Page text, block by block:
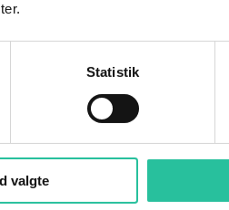
Statistik
valgte
os alle. Det er beslutninger, der